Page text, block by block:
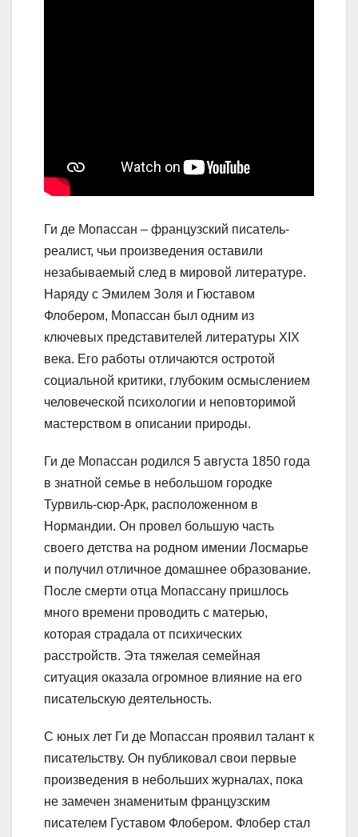
Ги де Мопассан – французский писатель-
реалист, чьи произведения оставили
незабываемый след в мировой литературе.
Наряду с Эмилем Золя и Гюставом
Флобером, Мопассан был одним из
ключевых представителей литературы ХІХ
века. Его работы отличаются остротой
социальной критики, глубоким осмыслением
человеческой психологии и неповторимой
мастерством в описании природы.
Ги де Мопассан родился 5 августа 1850 года
в знатной семье в небольшом городке
Турвиль-сюр-Арк, расположенном в
Нормандии. Он провел большую часть
своего детства на родном имении Лосмарье
и получил отличное домашнее образование.
После смерти отца Мопассану пришлось
много времени проводить с матерью,
которая страдала от психических
расстройств. Эта тяжелая семейная
ситуация оказала огромное влияние на его
писательскую деятельность.
С юных лет Ги де Мопассан проявил талант к
писательству. Он публиковал свои первые
произведения в небольших журналах, пока
не замечен знаменитым французским
писателем Густавом Флобером. Флобер стал